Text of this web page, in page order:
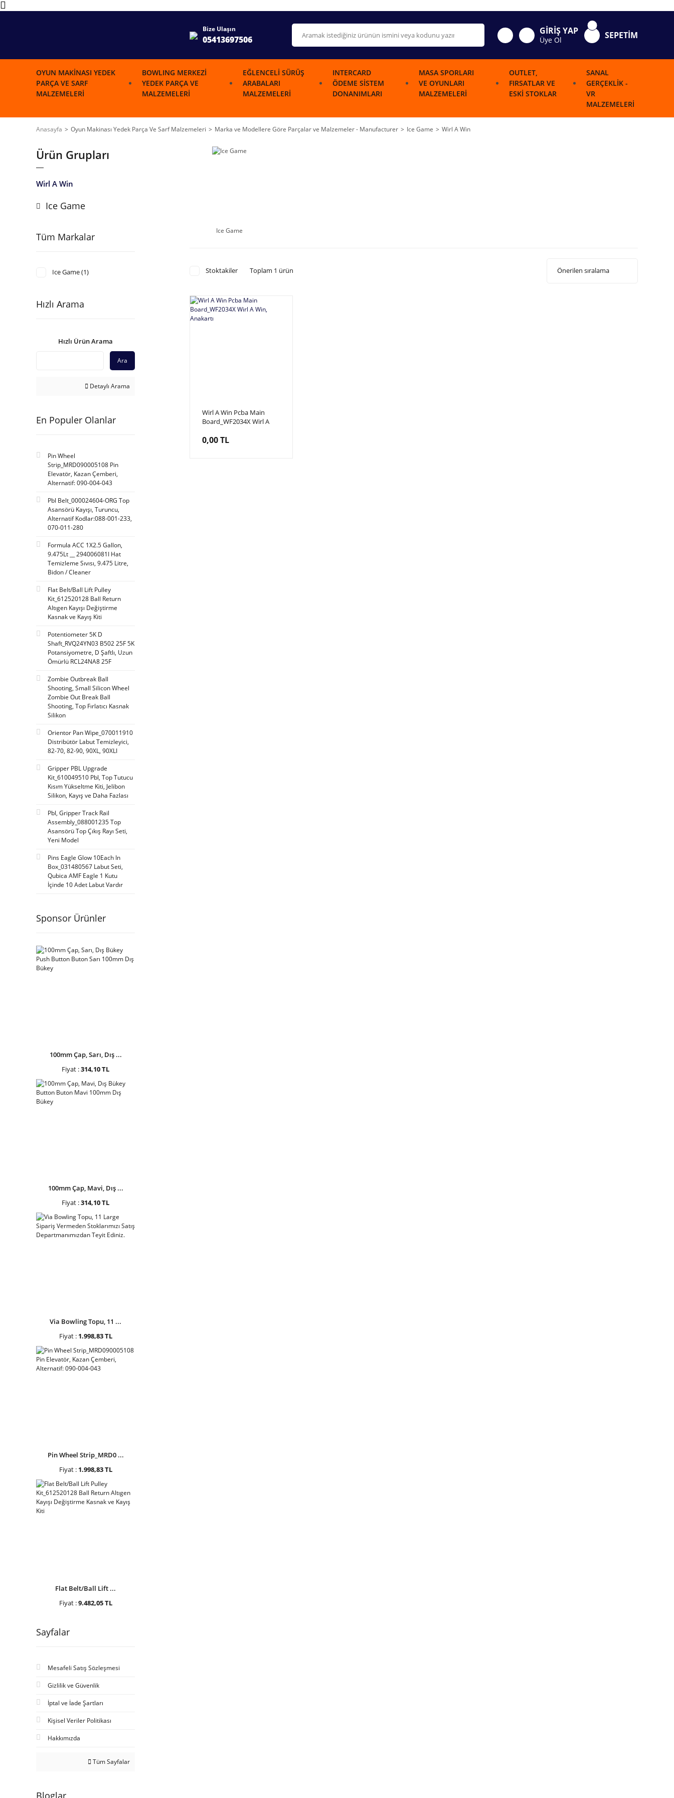
Bize Ulaşın
05413697506
GİRİŞ YAP
Üye Ol SEPETİM
OYUN MAKINASI YEDEK
PARÇA VE SARF
MALZEMELERI
BOWLING MERKEZI
YEDEK PARÇA VE
MALZEMELERI
EĞLENCELI SÜRÜŞ
ARABALARI
MALZEMELERI
INTERCARD
ÖDEME SISTEM
DONANIMLARI
MASA SPORLARI
VE OYUNLARI
MALZEMELERI
OUTLET,
FIRSATLAR VE
ESKI STOKLAR
SANAL
GERÇEKLIK -
VR
MALZEMELERI
Anasayfa Oyun Makinası Yedek Parça Ve Sarf Malzemeleri Marka ve Modellere Göre Parçalar ve Malzemeler - Manufacturer Ice Game Wirl A Win
Ürün Grupları
Wirl A Win
Ice Game
Tüm Markalar
Ice Game (1)
Hızlı Arama
Hızlı Ürün Arama
Ara
Detaylı Arama
En Populer Olanlar
Pin Wheel
Strip_MRD090005108 Pin
Elevatör, Kazan Çemberi,
Alternatif: 090-004-043
Pbl Belt_000024604-ORG Top
Asansörü Kayışı, Turuncu,
Alternatif Kodlar:088-001-233,
070-011-280
Formula ACC 1X2.5 Gallon,
9.475Lt __ 294006081I Hat
Temizleme Sıvısı, 9.475 Litre,
Bidon / Cleaner
Flat Belt/Ball Lift Pulley
Kit_612520128 Ball Return
Altıgen Kayışı Değiştirme
Kasnak ve Kayış Kiti
Potentiometer 5K D
Shaft_RVQ24YN03 B502 25F 5K
Potansiyometre, D Şaftlı, Uzun
Ömürlü RCL24NA8 25F
Zombie Outbreak Ball
Shooting, Small Silicon Wheel
Zombie Out Break Ball
Shooting, Top Fırlatıcı Kasnak
Silikon
Orientor Pan Wipe_070011910
Distribütör Labut Temizleyici,
82-70, 82-90, 90XL, 90XLI
Gripper PBL Upgrade
Kit_610049510 Pbl, Top Tutucu
Kısım Yükseltme Kiti, Jelibon
Silikon, Kayış ve Daha Fazlası
Pbl, Gripper Track Rail
Assembly_088001235 Top
Asansörü Top Çıkış Rayı Seti,
Yeni Model
Pins Eagle Glow 10Each In
Box_031480567 Labut Seti,
Qubica AMF Eagle 1 Kutu
İçinde 10 Adet Labut Vardır
Sponsor Ürünler
100mm Çap, Sarı, Dış ...
Fiyat :314,10 TL
100mm Çap, Mavi, Dış ...
Fiyat :314,10 TL
Via Bowling Topu, 11 ...
Fiyat : 1.998,83 TL
Pin Wheel Strip_MRD0 ...
Fiyat : 1.998,83 TL
Flat Belt/Ball Lift ...
Fiyat :9.482,05 TL
Sayfalar
Mesafeli Satış Sözleşmesi
Gizlilik ve Güvenlik
İptal ve İade Şartları
Kişisel Veriler Politikası
Hakkımızda
Tüm Sayfalar
Bloglar
Ice Game
Stoktakiler Toplam 1 ürün
Wirl A Win Pcba Main
Board_WF2034X Wirl A
0,00 TL